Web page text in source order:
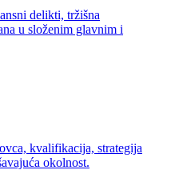
delikti, tržišna
u složenim glavnim i
kvalifikacija, strategija
okolnost.